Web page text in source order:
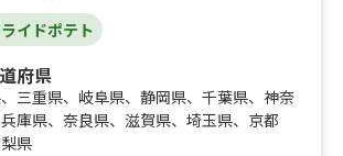
イドポテト
府県
、 三重県、 岐阜県、 静岡県、 千葉県、 神奈
兵庫県、 奈良県、 滋賀県、 埼玉県、 京都
県